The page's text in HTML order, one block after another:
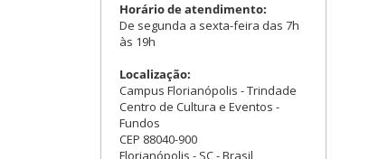
Horário de atendimento:
De segunda a sexta-feira das 7h
às 19h
Localização:
Campus Florianópolis - Trindade
Centro de Cultura e Eventos -
Fundos
CEP 88040-900
Florianópolis - SC - Brasil